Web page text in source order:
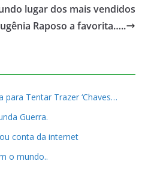
lugar dos mais vendidos
Raposo a favorita…..
para Tentar Trazer ‘Chaves…
Guerra.
conta da internet
o mundo..